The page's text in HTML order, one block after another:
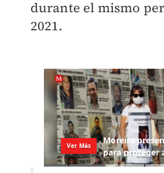
durante el mismo
2021.